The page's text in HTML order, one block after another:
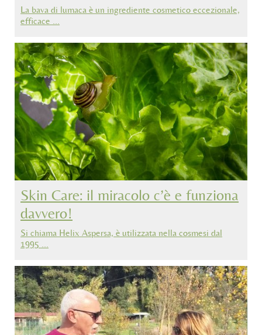
La bava di lumaca è un ingrediente cosmetico eccezionale,
efficace …
Skin Care: il miracolo c’è e funziona
davvero!
Si chiama Helix Aspersa, è utilizzata nella cosmesi dal
1995 …